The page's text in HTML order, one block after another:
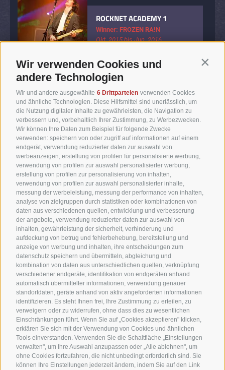
Wir verwenden Cookies und
andere Technologien
Wir und andere ausgewählte 6 Drittparteien verwenden Cookies
und ähnliche Technologien. Diese Hilfsmittel sind unerlässlich, um
die Nutzung digitaler Inhalte zu gewährleisten, die Navigation zu
verbessern und, vorbehaltlich Ihrer Zustimmung, zu Werbezwecken.
Wir können Ihre Daten zum Beispiel für folgende Zwecke
verwenden: speichern von oder zugriff auf informationen auf einem
endgerät, verwendung reduzierter daten zur auswahl von
werbeanzeigen, erstellung von profilen für personalisierte werbung,
verwendung von profilen zur auswahl personalisierter werbung,
erstellung von profilen zur personalisierung von inhalten,
verwendung von profilen zur auswahl personalisierter inhalte,
messung der werbeleistung, messung der performance von inhalten,
analyse von zielgruppen durch statistiken oder kombinationen von
daten aus verschiedenen quellen, entwicklung und verbesserung
der angebote, verwendung reduzierter daten zur auswahl von
inhalten, gewährleistung der sicherheit, verhinderung und
aufdeckung von betrug und fehlerbehebung, bereitstellung und
anzeige von werbung und inhalten, ihre entscheidungen zum
datenschutz speichern und übermitteln, abgleichung und
kombination von daten aus unterschiedlichen quellen, verknüpfung
verschiedener endgeräte, identifikation von endgeräten anhand
automatisch übermittelter informationen, verwendung genauer
standortdaten, geräte anhand von aktiv angeforderten informationen
identifizieren. Es steht Ihnen frei, Ihre Zustimmung zu erteilen, zu
verweigern oder zu widerrufen, ohne dass dies zu wesentlichen
Einschränkungen führt. Wenn Sie auf „Cookies akzeptieren" klicken,
erklären Sie sich mit der Verwendung von Cookies und ähnlichen
Tools einverstanden. Verwenden Sie die Schaltfläche „Einstellungen
verwalten", um Ihre Auswahl anzupassen oder „Alle ablehnen", um
ohne Cookies fortzufahren, die nicht unbedingt erforderlich sind. Sie
können Ihre Einstellungen jederzeit ändern, indem Sie auf den Link
ROCKNET ACADEMY 1
Winner: FROZEN RA!N
Okt. 2015 bis Jun. 2016
FEEDBACK
STEFAN SUBSURFACE
Im Jahr 2021 durfte ich Teil des Projekts
"Sonx 2021" werden, das mich auch
während schwierigerer Zeiten motiviert
hat, weiterhin Musik zu machen. Dafür bin
ich sehr dankbar!